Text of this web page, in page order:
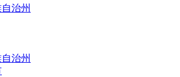
治州
治州